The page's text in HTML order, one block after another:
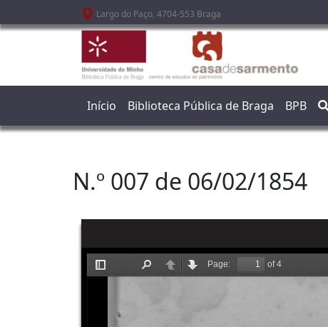
Passar para o conteúdo principal
Largo do Paço, 4704-553 Braga
Início Biblioteca Pública de Braga BPB
N.º 007 de 06/02/1854